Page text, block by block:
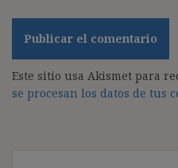
Este sitio usa Akismet para
se procesan los datos de tus